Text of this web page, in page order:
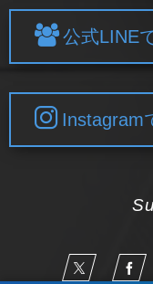
公式LINE
Instagram